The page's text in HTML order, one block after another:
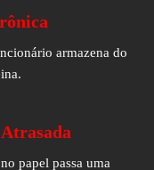
armazena do
papel passa uma